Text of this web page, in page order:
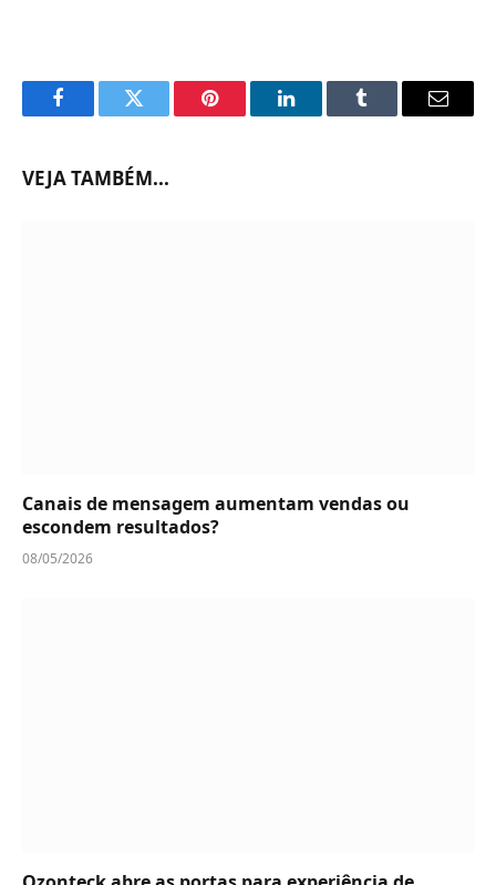
FacebookTwitter Pinterest LinkedInTumblr Email
VEJA TAMBÉM...
Canais de mensagem aumentam vendas ou
escondem resultados?
08/05/2026